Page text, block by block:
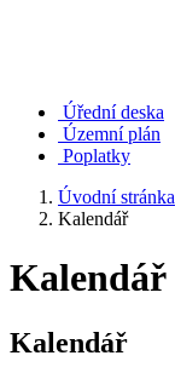
Úřední deska
Územní plán
Poplatky
Úvodní stránka
Kalendář
Kalendář
Kalendář